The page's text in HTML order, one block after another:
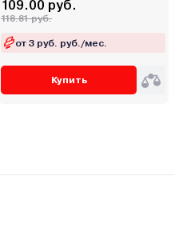
109.00 руб.
118.81 руб.
от 3 руб. руб./мес.
Купить